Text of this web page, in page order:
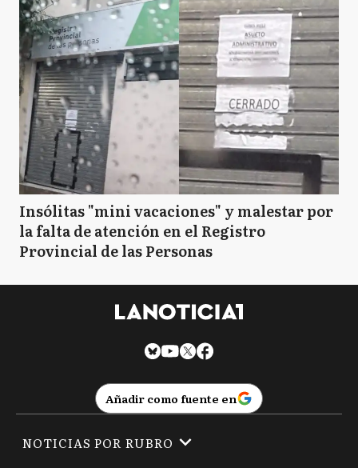
Insólitas "mini vacaciones" y malestar por
la falta de atención en el Registro
Provincial de las Personas
Añadir como fuente en
NOTICIAS POR RUBRO